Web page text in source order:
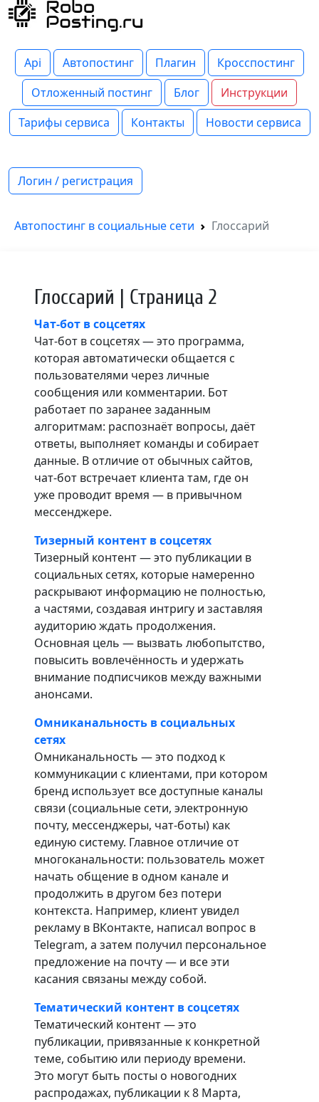
Api Автопостинг Плагин
Кросспостинг
Отложенный постинг
Блог
Инструкции
Тарифы сервиса
Контакты Новости сервиса
Логин / регистрация
Автопостинг в социальные сети Глоссарий
Глоссарий | Страница 2
Чат-бот в соцсетях
Чат-бот в соцсетях — это программа,
которая автоматически общается с
пользователями через личные
сообщения или комментарии. Бот
работает по заранее заданным
алгоритмам: распознаёт вопросы, даёт
ответы, выполняет команды и собирает
данные. В отличие от обычных сайтов,
чат-бот встречает клиента там, где он
уже проводит время — в привычном
мессенджере.
Тизерный контент в соцсетях
Тизерный контент — это публикации в
социальных сетях, которые намеренно
раскрывают информацию не полностью,
а частями, создавая интригу и заставляя
аудиторию ждать продолжения.
Основная цель — вызвать любопытство,
повысить вовлечённость и удержать
внимание подписчиков между важными
анонсами.
Омниканальность в социальных
сетях
Омниканальность — это подход к
коммуникации с клиентами, при котором
бренд использует все доступные каналы
связи (социальные сети, электронную
почту, мессенджеры, чат-боты) как
единую систему. Главное отличие от
многоканальности: пользователь может
начать общение в одном канале и
продолжить в другом без потери
контекста. Например, клиент увидел
рекламу в ВКонтакте, написал вопрос в
Telegram, а затем получил персональное
предложение на почту — и все эти
касания связаны между собой.
Тематический контент в соцсетях
Тематический контент — это
публикации, привязанные к конкретной
теме, событию или периоду времени.
Это могут быть посты о новогодних
распродажах, публикации к 8 Марта,